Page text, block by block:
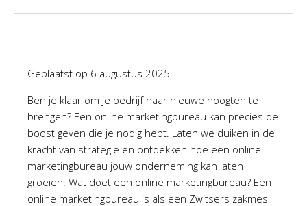
Geplaatst op 6 augustus 2025
Ben je klaar om je bedrijf naar nieuwe hoogten te
brengen? Een online marketingbureau kan precies de
boost geven die je nodig hebt. Laten we duiken in de
kracht van strategie en ontdekken hoe een online
marketingbureau jouw onderneming kan laten
groeien. Wat doet een online marketingbureau? Een
online marketingbureau is als een Zwitsers zakmes